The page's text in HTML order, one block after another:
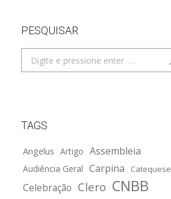
PESQUISAR
Search:
TAGS
Angelus Artigo Assembleia
Audiência Geral Carpina Catequese
Celebração Clero CNBB